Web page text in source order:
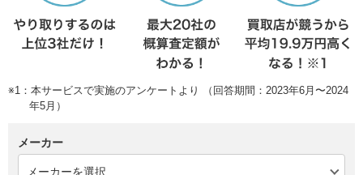
※1：本サービスで実施のアンケートより （回答期間：2023年6月〜2024
年5月）
メーカー